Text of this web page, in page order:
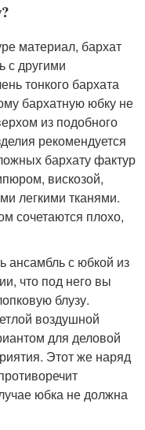
материал, бархат
с другими
тонкого бархата
бархатную юбку не
из подобного
рекомендуется
бархату фактур
вискозой,
легкими тканями.
сочетаются плохо,
ансамбль с юбкой из
что под него вы
блузу.
воздушной
для деловой
Этот же наряд
юбка не должна